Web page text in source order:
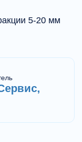
5-20 мм